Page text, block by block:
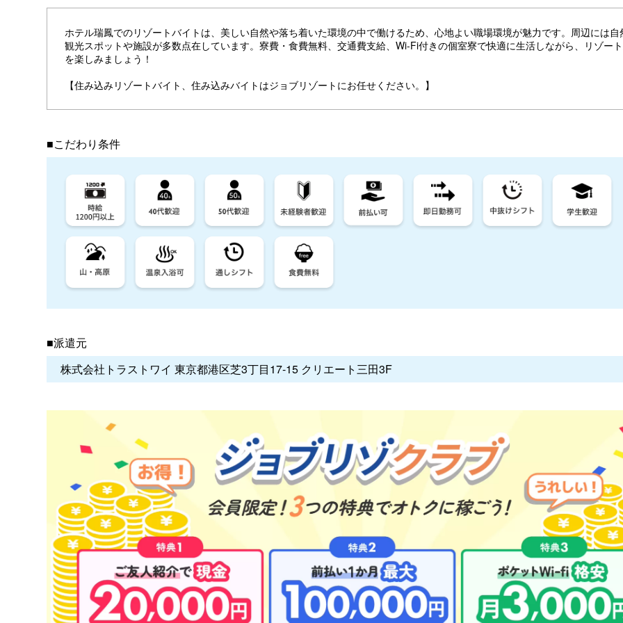
ホテル瑞鳳でのリゾートバイトは、美しい自然や落ち着いた環境の中で働けるため、心地よい職場環境が魅力です。周辺には自
観光スポットや施設が多数点在しています。寮費・食費無料、交通費支給、Wi-Fi付きの個室寮で快適に生活しながら、リゾー
を楽しみましょう！
【住み込みリゾートバイト、住み込みバイトはジョブリゾートにお任せください。】
■こだわり条件
■派遣元
株式会社トラストワイ 東京都港区芝3丁目17-15 クリエート三田3F